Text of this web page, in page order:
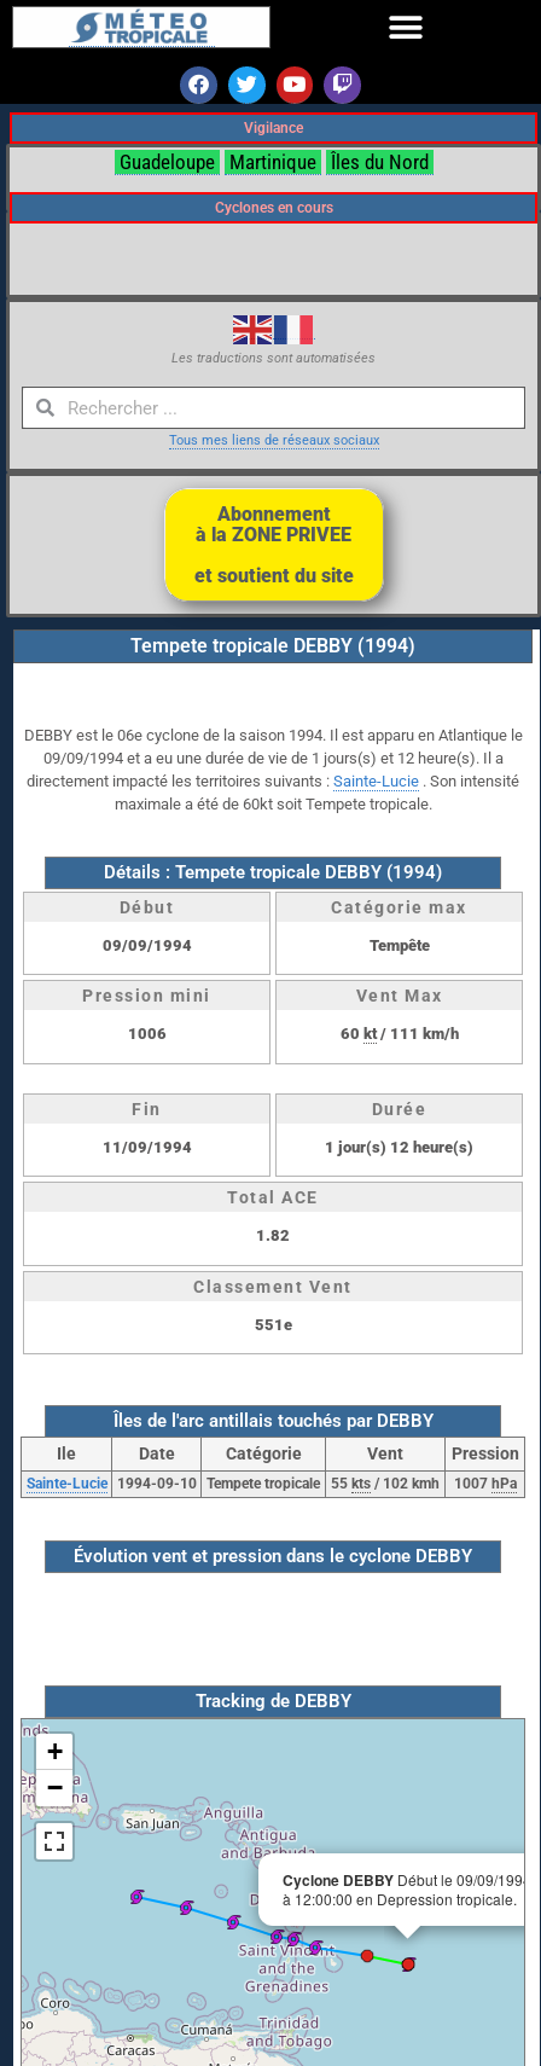
Vigilance
Guadeloupe Martinique Îles du Nord
Cyclones en cours
Les traductions sont automatisées
Tous mes liens de réseaux sociaux
Abonnement
à la ZONE PRIVEE
et soutient du site
Tempete tropicale DEBBY (1994)
DEBBY est le 06e cyclone de la saison 1994. Il est apparu en Atlantique le
09/09/1994 et a eu une durée de vie de 1 jours(s) et 12 heure(s). Il a
directement impacté les territoires suivants : Sainte-Lucie . Son intensité
maximale a été de 60kt soit Tempete tropicale.
Détails : Tempete tropicale DEBBY (1994)
Début
09/09/1994
Catégorie max
Tempête
Pression mini
1006
Vent Max
60 kt/ 111 km/h
Fin
11/09/1994
Durée
1 jour(s) 12 heure(s)
Total ACE
1.82
Classement Vent
551e
Îles de l'arc antillais touchés par DEBBY
Ile Date Catégorie Vent Pression
Sainte-Lucie 1994-09-10 Tempete tropicale 55 kts / 102 kmh 1007 hPa
Évolution vent et pression dans le cyclone DEBBY
Tracking de DEBBY
Cyclone DEBBY Début le 09/09/1994
à 12:00:00 en Depression tropicale.
+
−